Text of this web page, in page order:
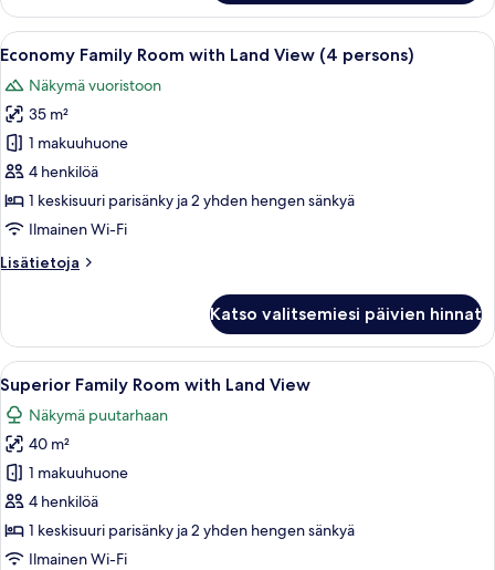
with
Land
View
Avaa
kaikki
huonetyypin
Economy
Family
Room
with
Land
(4
Hotellihuone, jossa on kaksi sänkyä,
4
Economy Family Room with Land View (4 persons)
Näkymä vuoristoon
35 m²
1 makuuhuone
4 henkilöä
1 keskisuuri parisänky ja 2 yhden hengen sänkyä
Ilmainen Wi-Fi
Lisätietoja
Lisätietoja
Room
with
Land
View
(4
persons)
Katso valitsemiesi päivien hinnat
Avaa
kaikki
huonetyypin
Superior
Family
Room
with
Land
Hotellihuone, jossa on sänky,
3
Superior Family Room with Land View
Näkymä puutarhaan
40 m²
1 makuuhuone
4 henkilöä
1 keskisuuri parisänky ja 2 yhden hengen sänkyä
Ilmainen Wi-Fi